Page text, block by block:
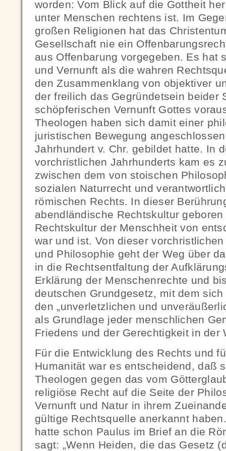
worden: Vom Blick auf die Gottheit
unter Menschen rechtens ist. Im
großen Religionen hat das
Gesellschaft nie ein
aus Offenbarung vorgegeben. Es hat
und Vernunft als die wahren
den Zusammenklang von objektiver
der freilich das Gegründetsein beider
schöpferischen Vernunft Gottes
Theologen haben sich damit einer
juristischen Bewegung
Jahrhundert v. Chr. gebildet hatte. In
vorchristlichen Jahrhunderts kam es
zwischen dem von stoischen
sozialen Naturrecht und
römischen Rechts. In dieser
abendländische Rechtskultur
Rechtskultur der Menschheit von
war und ist. Von dieser
und Philosophie geht der Weg über
in die Rechtsentfaltung der
Erklärung der Menschenrechte und
deutschen Grundgesetz, mit dem
den „unverletzlichen und
als Grundlage jeder menschlichen
Friedens und der Gerechtigkeit in der
Für die Entwicklung des Rechts und
Humanität war es entscheidend, daß
Theologen gegen das vom
religiöse Recht auf die Seite der
Vernunft und Natur in ihrem
gültige Rechtsquelle anerkannt
hatte schon Paulus im Brief an die
sagt: „Wenn Heiden, die das Gesetz